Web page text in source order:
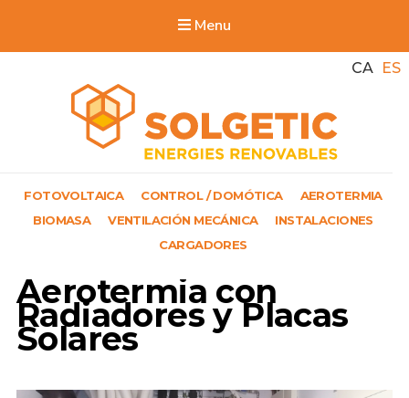
Menu
Serveis de energies renovables per a edificis
CA ES
FOTOVOLTAICA CONTROL / DOMÓTICA
AEROTERMIA
BIOMASA
VENTILACIÓN MECÁNICA
INSTALACIONES
CARGADORES
Aerotermia con
Radiadores y Placas
Solares